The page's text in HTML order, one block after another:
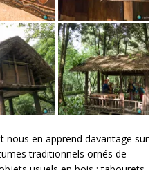
nous en apprend davantage sur
traditionnels ornés de